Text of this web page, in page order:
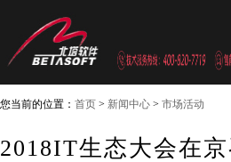
您当前的位置： 首页 > 新闻中心 > 市场活动
2018IT生态大会在